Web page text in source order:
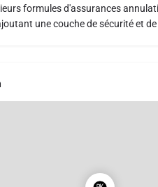
formules d'assurances
une couche de sécurité et